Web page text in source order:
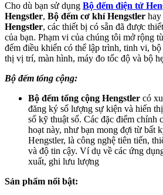
Cho dù bạn sử dụng Bộ đếm điện tử
Hengstler, Bộ đếm cơ khí Hengstler hay
Hengstler, các thiết bị có sẵn đã được
của bạn. Phạm vi của chúng tôi mở rộng
đếm điều khiển có thể lập trình, tinh vi,
thị vị trí, màn hình, máy đo tốc độ và bộ
Bộ đếm tổng cộng:
Bộ đếm tổng cộng Hengstler có
đăng ký số lượng sự kiện và hiển
số kỹ thuật số. Các đặc điểm chính
hoạt này, như bạn mong đợi từ bất
Hengstler, là công nghệ tiên tiến,
và độ tin cậy. Ví dụ về các ứng
xuất, ghi lưu lượng
Sản phẩm nổi bật: